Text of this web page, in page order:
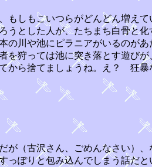
しもこいつらがどんどん増え
とした人が、たちまち白骨と
川や池にピラニアがいるのが
狩っては池に突き落とす遊び
から捨てましょうね。え？ 狂
が（古沢さん、ごめんなさい）
っぽりと包み込んでしまう話だ